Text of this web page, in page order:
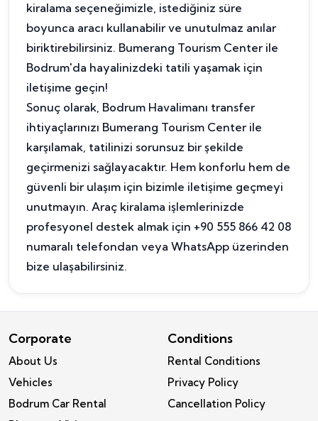
kiralama seçeneğimizle, istediğiniz süre
boyunca aracı kullanabilir ve unutulmaz anılar
biriktirebilirsiniz. Bumerang Tourism Center ile
Bodrum'da hayalinizdeki tatili yaşamak için
iletişime geçin!
Sonuç olarak, Bodrum Havalimanı transfer
ihtiyaçlarınızı Bumerang Tourism Center ile
karşılamak, tatilinizi sorunsuz bir şekilde
geçirmenizi sağlayacaktır. Hem konforlu hem de
güvenli bir ulaşım için bizimle iletişime geçmeyi
unutmayın. Araç kiralama işlemlerinizde
profesyonel destek almak için +90 555 866 42 08
numaralı telefondan veya WhatsApp üzerinden
bize ulaşabilirsiniz.
Corporate
About Us
Vehicles
Bodrum Car Rental
Conditions
Rental Conditions
Privacy Policy
Cancellation Policy